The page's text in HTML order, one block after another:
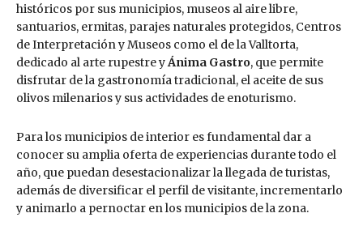
históricos por sus municipios, museos al aire libre,
santuarios, ermitas, parajes naturales protegidos, Centros
de Interpretación y Museos como el de la Valltorta,
dedicado al arte rupestre yÁnima Gastro, que permite
disfrutar de la gastronomía tradicional, el aceite de sus
olivos milenarios y sus actividades de enoturismo.
Para los municipios de interior es fundamental dar a
conocer su amplia oferta de experiencias durante todo el
año, que puedan desestacionalizar la llegada de turistas,
además de diversificar el perfil de visitante, incrementarlo
y animarlo a pernoctar en los municipios de la zona.